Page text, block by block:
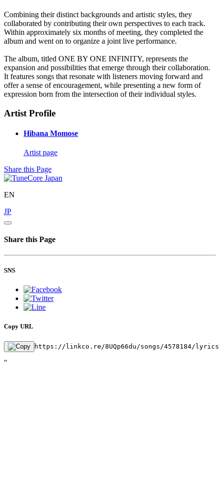
Combining their distinct backgrounds and artistic styles, they
collaborated by contributing their own perspectives to each track.
Within approximately six months of meeting, they completed the
album and went on to organize a joint live performance.
The album, titled ONE BY ONE INFINITY, represents the
expansion and possibilities that emerge through their collaboration.
It features songs that resonate with listeners moving forward and
offer a sense of encouragement, while presenting a new form of
expression born from the intersection of their individual styles.
Artist Profile
Hibana Momose
Artist page
Share this Page
EN
JP
Share this Page
SNS
Copy URL
https://linkco.re/8UQp66du/songs/4578184/
"